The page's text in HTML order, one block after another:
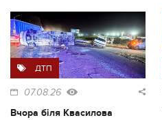
ДТП
07.08.26
Вчора біля Квасилова